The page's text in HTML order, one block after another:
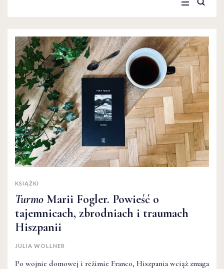
KSIĄŻKI
Turmo Marii Fogler. Powieść o
tajemnicach, zbrodniach i traumach
Hiszpanii
JULIA WOLLNER
Po wojnie domowej i reżimie Franco, Hiszpania wciąż zmaga